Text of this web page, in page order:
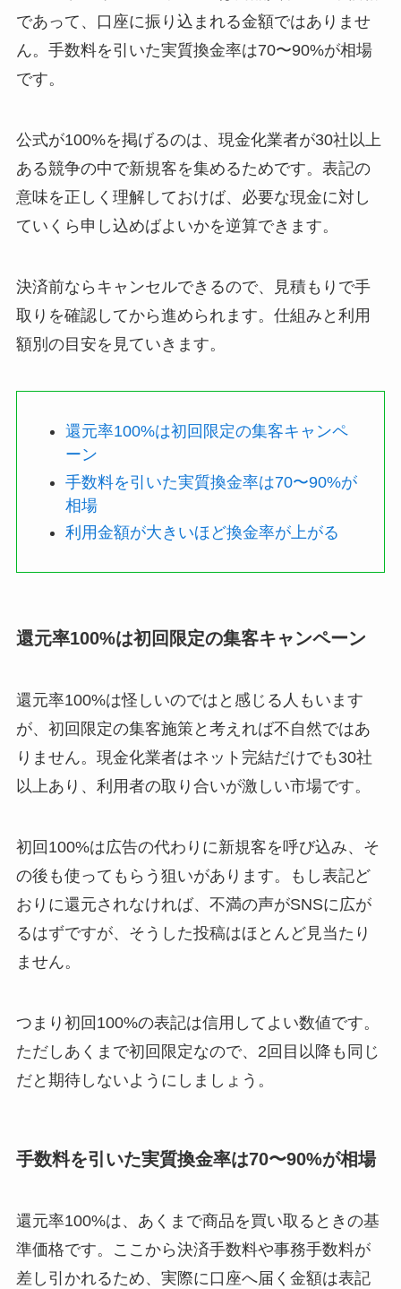
であって、口座に振り込まれる金額ではありませ
ん。手数料を引いた実質換金率は70〜90%が相場
です。
公式が100%を掲げるのは、現金化業者が30社以上
ある競争の中で新規客を集めるためです。表記の
意味を正しく理解しておけば、必要な現金に対し
ていくら申し込めばよいかを逆算できます。
決済前ならキャンセルできるので、見積もりで手
取りを確認してから進められます。仕組みと利用
額別の目安を見ていきます。
還元率100%は初回限定の集客キャンペ
ーン
手数料を引いた実質換金率は70〜90%が
相場
利用金額が大きいほど換金率が上がる
還元率100%は初回限定の集客キャンペーン
還元率100%は怪しいのではと感じる人もいます
が、初回限定の集客施策と考えれば不自然ではあ
りません。現金化業者はネット完結だけでも30社
以上あり、利用者の取り合いが激しい市場です。
初回100%は広告の代わりに新規客を呼び込み、そ
の後も使ってもらう狙いがあります。もし表記ど
おりに還元されなければ、不満の声がSNSに広が
るはずですが、そうした投稿はほとんど見当たり
ません。
つまり初回100%の表記は信用してよい数値です。
ただしあくまで初回限定なので、2回目以降も同じ
だと期待しないようにしましょう。
手数料を引いた実質換金率は70〜90%が相場
還元率100%は、あくまで商品を買い取るときの基
準価格です。ここから決済手数料や事務手数料が
差し引かれるため、実際に口座へ届く金額は表記